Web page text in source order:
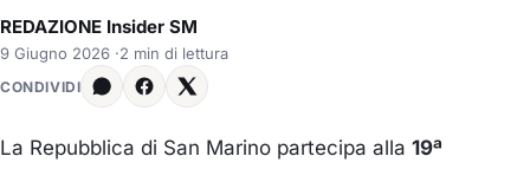
REDAZIONE Insider SM
9 Giugno 2026 ·2 min di lettura
CONDIVIDI
La Repubblica di San Marino partecipa alla 19ª